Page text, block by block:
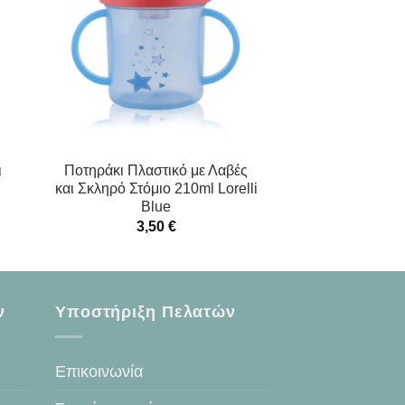
Ποτηράκι Πλαστικό με Λαβές
και Σκληρό Στόμιο 210ml Lorelli
Blue
3,50 €
Υποστήριξη Πελατών
Επικοινωνία